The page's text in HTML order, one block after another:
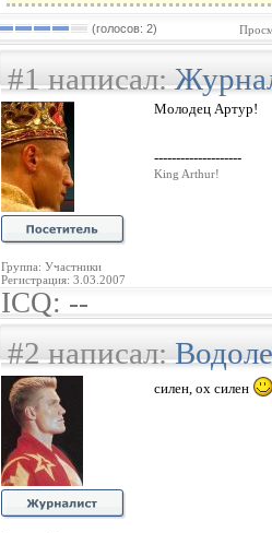
(голосов: 2)
#1 написал:
Группа: Участники
Регистрация: 3.03.2007
Молодец Артур!
--------------------
King Arthur!
ICQ: --
#2 написал:
силен, ох силен